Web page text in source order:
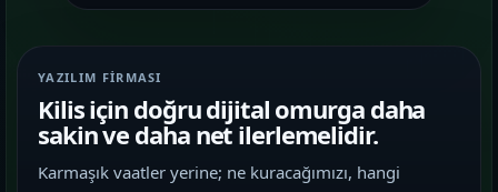
YAZILIM FIRMASI
Kilis için doğru dijital omurga daha
sakin ve daha net ilerlemelidir.
Karmaşık vaatler yerine; ne kuracağımızı, hangi